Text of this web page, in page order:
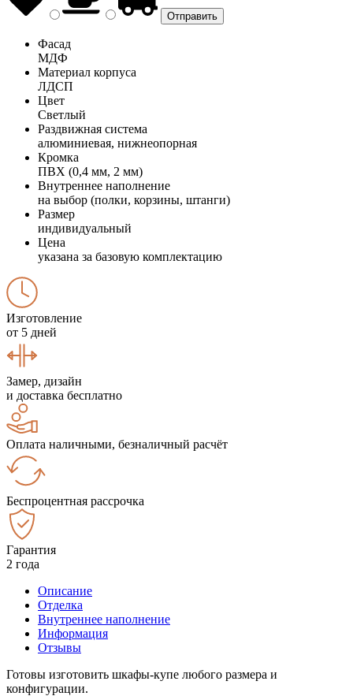
Фасад
МДФ
Материал корпуса
ЛДСП
Цвет
Светлый
Раздвижная система
алюминиевая, нижнеопорная
Кромка
ПВХ (0,4 мм, 2 мм)
Внутреннее наполнение
на выбор (полки, корзины, штанги)
Размер
индивидуальный
Цена
указана за базовую комплектацию
Изготовление
от 5 дней
Замер, дизайн
и доставка бесплатно
Оплата наличными, безналичный расчёт
Беспроцентная рассрочка
Гарантия
2 года
Описание
Отделка
Внутреннее наполнение
Информация
Отзывы
Готовы изготовить шкафы-купе любого размера и
конфигурации.